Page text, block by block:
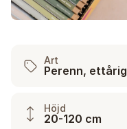
Art
Perenn, ettårig
Höjd
20-120 cm